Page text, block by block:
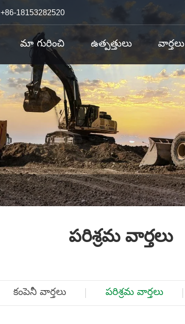
+86-18153282520
మా గురించి ఉత్పత్తులు వార్తలు
పరిశ్రమ వార్తలు
కంపెనీ వార్తలు పరిశ్రమ వార్తలు